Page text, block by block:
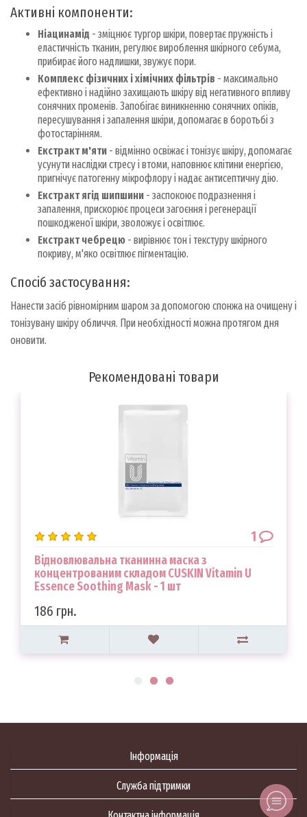
Активні компоненти:
Ніацинамід - зміцнює тургор шкіри, повертає пружність і
еластичність тканин, регулює вироблення шкірного себума,
прибирає його надлишки, звужує пори.
Комплекс фізичних і хімічних фільтрів - максимально
ефективно і надійно захищають шкіру від негативного впливу
сонячних променів. Запобігає виникненню сонячних опіків,
пересушування і запалення шкіри, допомагає в боротьбі з
фотостарінням.
Екстракт м'яти - відмінно освіжає і тонізує шкіру, допомагає
усунути наслідки стресу і втоми, наповнює клітини енергією,
пригнічує патогенну мікрофлору і надає антисептичну дію.
Екстракт ягід шипшини - заспокоює подразнення і
запалення, прискорює процеси загоєння і регенерації
пошкодженої шкіри, зволожує і освітлює.
Екстракт чебрецю - вирівнює тон і текстуру шкірного
покриву, м'яко освітлює пігментацію.
Спосіб застосування:
Нанести засіб рівномірним шаром за допомогою спонжа на очищену і
тонізувану шкіру обличчя. При необхідності можна протягом дня
оновити.
Рекомендовані товари
1
Відновлювальна тканинна маска з
концентрованим складом CUSKIN Vitamin U
Essence Soothing Mask - 1 шт
186 грн.
Інформація
Служба підтримки